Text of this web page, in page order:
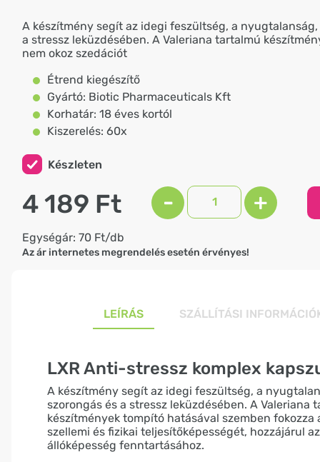
A készítmény segít az idegi feszültség, a nyugtalanság,
a stressz leküzdésében. A Valeriana tartalmú
nem okoz szedációt
Étrend kiegészítő
Gyártó: Biotic Pharmaceuticals Kft
Korhatár: 18 éves kortól
Kiszerelés: 60x
Készleten
4 189 Ft - +
Egységár: 70 Ft/db
Az ár internetes megrendelés esetén érvényes!
LEÍRÁS SZÁLLÍTÁSI
LXR Anti-stressz komplex
A készítmény segít az idegi feszültség, a
szorongás és a stressz leküzdésében. A Valeriana
készítmények tompító hatásával szemben fokozza
szellemi és fizikai teljesítőképességét, hozzájárul
állóképesség fenntartásához.